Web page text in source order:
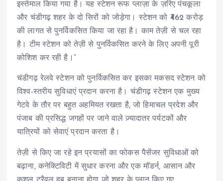
इस्तेमाल किया गया है। यह स्टेशन रूफ प्लाज़ा के ज़रिए पंचकूला
और चंडीगढ़ शहर के दो सिरों को जोड़ेगा। स्टेशन को ₹462 करोड़
की लागत से पुनर्विकसित किया जा रहा है। काम तेज़ी से चल रहा
है। टीम स्टेशन को तेज़ी से पुनर्विकसित करने के लिए अपनी पूरी
कोशिश कर रही है।”
चंडीगढ़ रेलवे स्टेशन को पुनर्विकसित कर इसका मकसद स्टेशन को
विश्‍व-स्‍तरीय सुविधाएं प्रदान करना है। चंडीगढ़ स्टेशन एक मुख्य
गेटवे के तौर पर बहुत अहमियत रखता है, जो हिमाचल प्रदेश और
पंजाब की प्रसिद्ध जगहों पर जाने वाले ज़्यादातर पर्यटकों और
यात्रियों को सेवाएं प्रदान करता है।
तेज़ी से किए जा रहे इन प्रयासों का फोकस पैसेंजर सुविधाओं को
बढ़ाना, कनेक्टिविटी में सुधार करना और एक मॉडर्न, आसान और